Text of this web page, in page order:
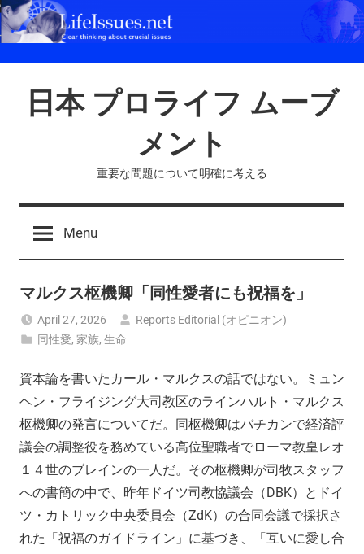
Skip
to
日本 プロライフ ムーブ
メント
重要な問題について明確に考える
Menu
マルクス枢機卿「同性愛者にも祝福を」
April 27, 2026
Reports Editorial (オピニオン)
同性愛,家族,生命
資本論を書いたカール・マルクスの話ではない。ミュン
ヘン・フライジング大司教区のラインハルト・マルクス
枢機卿の発言についてだ。同枢機卿はバチカンで経済評
議会の調整役を務めている高位聖職者でローマ教皇レオ
１４世のブレインの一人だ。その枢機卿が司牧スタッフ
への書簡の中で、昨年ドイツ司教協議会（DBK）とドイ
ツ・カトリック中央委員会（ZdK）の合同会議で採択さ
れた「祝福のガイドライン」に基づき、「互いに愛し合